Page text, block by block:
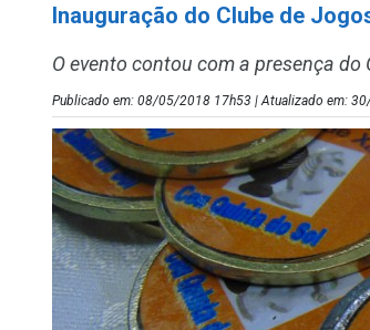
Inauguração do Clube de
O evento contou com a presença
Publicado em: 08/05/2018 17h53 | Atualizado em: